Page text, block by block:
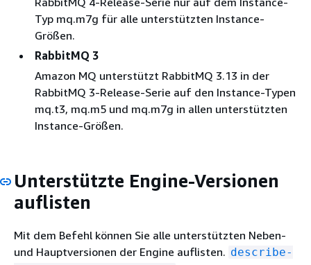
Typ mq.m7g für alle unterstützten Instance-
Größen.
RabbitMQ 3
Amazon MQ unterstützt RabbitMQ 3.13 in der
RabbitMQ 3-Release-Serie auf den Instance-Typen
mq.t3, mq.m5 und mq.m7g in allen unterstützten
Instance-Größen.
Unterstützte Engine-Versionen
auflisten
Mit dem Befehl können Sie alle unterstützten Neben-
und Hauptversionen der Engine auflisten. describe-